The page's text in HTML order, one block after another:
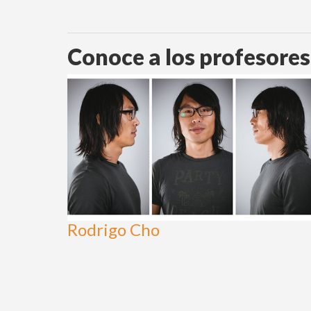
Conoce a los profesores
Rodrigo Cho